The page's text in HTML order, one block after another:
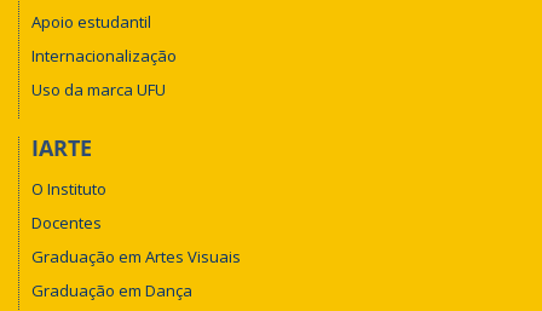
Apoio estudantil
Internacionalização
Uso da marca UFU
IARTE
O Instituto
Docentes
Graduação em Artes Visuais
Graduação em Dança